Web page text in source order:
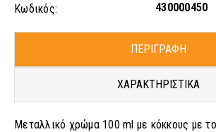
Κωδικός:
430000450
ΠΕΡΙΓΡΑΦΗ
ΧΑΡΑΚΤΗΡΙΣΤΙΚΑ
Μεταλλικό χρώμα 100 ml με κόκκους με